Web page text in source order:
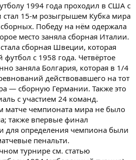
1994 года проходил в США с
15-м розыгрышем Кубка мира
Победу на нём одержала
место заняла сборная Италии.
сборная Швеции, которая
с 1958 года. Четвёртое
заняла Болгария, которая в 1/4
действовавшего на тот
— сборную Германии. Также это
с участием 24 команд.
матче чемпионата мира не было
также впервые финал
для определения чемпиона были
пенальти.
турнире см. статью